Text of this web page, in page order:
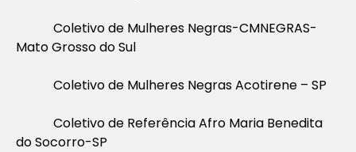
Coletivo de Mulheres Negras-CMNEGRAS-
Mato Grosso do Sul
Coletivo de Mulheres Negras Acotirene – SP
Coletivo de Referência Afro Maria Benedita
do Socorro-SP